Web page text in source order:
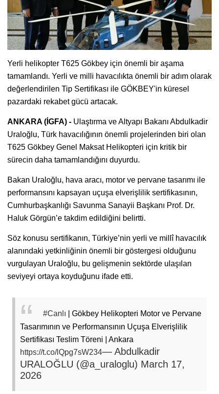
Yerli helikopter T625 Gökbey için önemli bir aşama
tamamlandı. Yerli ve milli havacılıkta önemli bir adım olarak
değerlendirilen Tip Sertifikası ile GÖKBEY'in küresel
pazardaki rekabet gücü artacak.
ANKARA (İGFA) - Ulaştırma ve Altyapı Bakanı Abdulkadir
Uraloğlu, Türk havacılığının önemli projelerinden biri olan
T625 Gökbey Genel Maksat Helikopteri için kritik bir
sürecin daha tamamlandığını duyurdu.
Bakan Uraloğlu, hava aracı, motor ve pervane tasarımı ile
performansını kapsayan uçuşa elverişlilik sertifikasının,
Cumhurbaşkanlığı Savunma Sanayii Başkanı Prof. Dr.
Haluk Görgün’e takdim edildiğini belirtti.
Söz konusu sertifikanın, Türkiye’nin yerli ve millî havacılık
alanındaki yetkinliğinin önemli bir göstergesi olduğunu
vurgulayan Uraloğlu, bu gelişmenin sektörde ulaşılan
seviyeyi ortaya koyduğunu ifade etti.
#Canlı | Gökbey Helikopteri Motor ve Pervane
Tasarımının ve Performansının Uçuşa Elverişlilik
Sertifikası Teslim Töreni | Ankara
https://t.co/lQpg7sW234— Abdulkadir
URALOĞLU (@a_uraloglu) March 17,
2026